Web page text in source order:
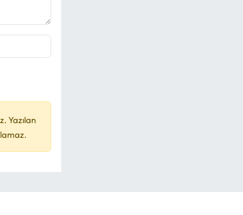
Yazılan